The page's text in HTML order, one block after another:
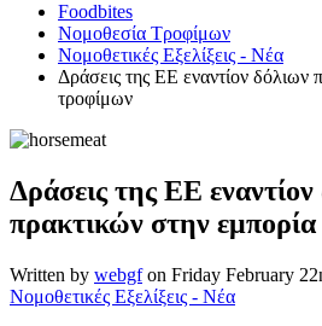
Foodbites
Νομοθεσία Τροφίμων
Νομοθετικές Εξελίξεις - Νέα
Δράσεις της ΕΕ εναντίον δόλιων
τροφίμων
Δράσεις της ΕΕ
πρακτικών στην
Written by webgfon Friday February
Νομοθετικές Εξελίξεις - Νέα